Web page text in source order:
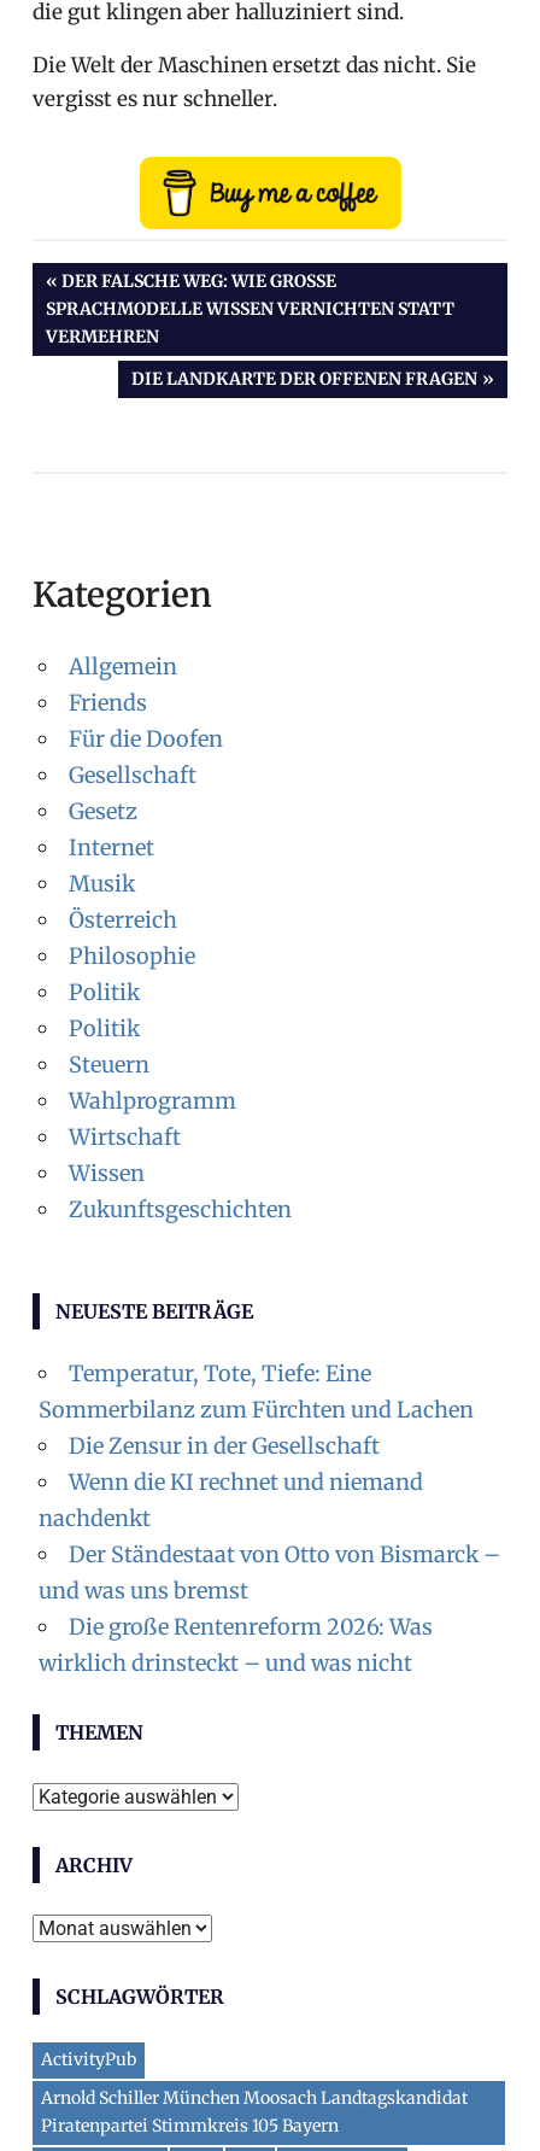
die gut klingen aber halluziniert sind.
Die Welt der Maschinen ersetzt das nicht. Sie
vergisst es nur schneller.
Beitragsnavigation
VORHERIGER
BEITRAG:
DER FALSCHE WEG: WIE GROSSE S
PRACHMODELLE WISSEN VERNICHTEN STATT V
ERMEHREN
NÄCHSTER
BEITRAG:
DIE LANDKARTE DER OFFENEN FRAGEN
Kategorien
Allgemein
Friends
Für die Doofen
Gesellschaft
Gesetz
Internet
Musik
Österreich
Philosophie
Politik
Politik
Steuern
Wahlprogramm
Wirtschaft
Wissen
Zukunftsgeschichten
NEUESTE BEITRÄGE
Temperatur, Tote, Tiefe: Eine
Sommerbilanz zum Fürchten und Lachen
Die Zensur in der Gesellschaft
Wenn die KI rechnet und niemand
nachdenkt
Der Ständestaat von Otto von Bismarck –
und was uns bremst
Die große Rentenreform 2026: Was
wirklich drinsteckt – und was nicht
THEMEN
Themen
ARCHIV
Archiv
SCHLAGWÖRTER
ActivityPub
Arnold Schiller München Moosach Landtagskandidat
Piratenpartei Stimmkreis 105 Bayern